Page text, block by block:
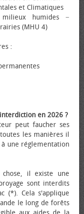
et Climatiques
milieux humides −
(MHU 4)
:
en 2026 ?
peut faucher ses
les manières il
une réglementation
il existe une
sont interdits
(*). Cela s'applique
le long de forêts